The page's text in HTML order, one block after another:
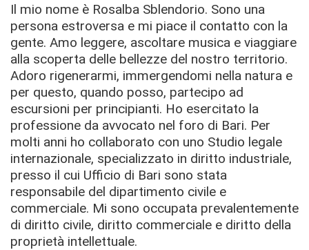
Il mio nome è Rosalba Sblendorio. Sono una
persona estroversa e mi piace il contatto con la
gente. Amo leggere, ascoltare musica e viaggiare
alla scoperta delle bellezze del nostro territorio.
Adoro rigenerarmi, immergendomi nella natura e
per questo, quando posso, partecipo ad
escursioni per principianti. Ho esercitato la
professione da avvocato nel foro di Bari. Per
molti anni ho collaborato con uno Studio legale
internazionale, specializzato in diritto industriale,
presso il cui Ufficio di Bari sono stata
responsabile del dipartimento civile e
commerciale. Mi sono occupata prevalentemente
di diritto civile, diritto commerciale e diritto della
proprietà intellettuale.